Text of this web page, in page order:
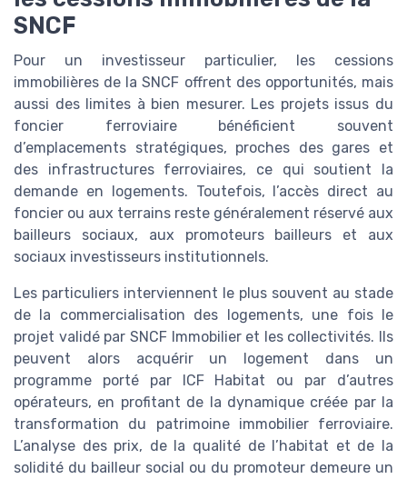
SNCF
Pour un investisseur particulier, les cessions
immobilières de la SNCF offrent des opportunités, mais
aussi des limites à bien mesurer. Les projets issus du
foncier ferroviaire bénéficient souvent
d’emplacements stratégiques, proches des gares et
des infrastructures ferroviaires, ce qui soutient la
demande en logements. Toutefois, l’accès direct au
foncier ou aux terrains reste généralement réservé aux
bailleurs sociaux, aux promoteurs bailleurs et aux
sociaux investisseurs institutionnels.
Les particuliers interviennent le plus souvent au stade
de la commercialisation des logements, une fois le
projet validé par SNCF Immobilier et les collectivités. Ils
peuvent alors acquérir un logement dans un
programme porté par ICF Habitat ou par d’autres
opérateurs, en profitant de la dynamique créée par la
transformation du patrimoine immobilier ferroviaire.
L’analyse des prix, de la qualité de l’habitat et de la
solidité du bailleur social ou du promoteur demeure un